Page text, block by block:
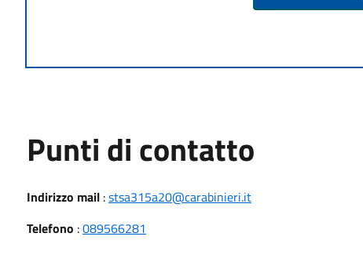
Punti di contatto
Indirizzo mail:stsa315a20@carabinieri.it
Telefono :089566281